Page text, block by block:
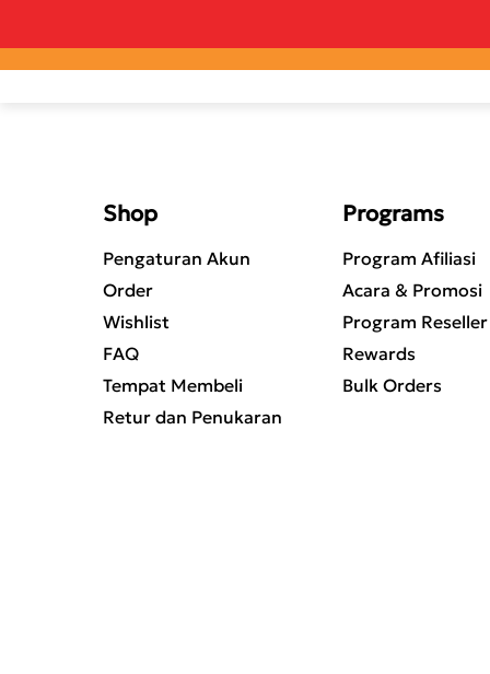
Shop
Pengaturan Akun
Order
Wishlist
FAQ
Tempat Membeli
Retur dan Penukaran
Programs
Program Afiliasi
Acara & Promosi
Program Reseller
Rewards
Bulk Orders